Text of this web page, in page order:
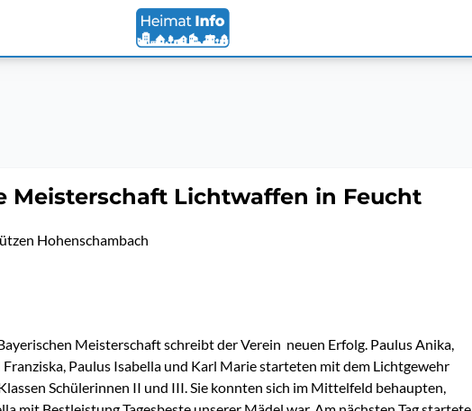
Meisterschaft Lichtwaffen in Feucht
Hohenschambach
Meisterschaft schreibt der Verein neuen Erfolg. Paulus Anika,
Franziska, Paulus Isabella und Karl Marie starteten mit dem Lichtgewehr
Schülerinnen II und III. Sie konnten sich im Mittelfeld behaupten,